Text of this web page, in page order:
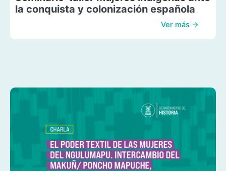
la conquista y colonización española
Ver más →